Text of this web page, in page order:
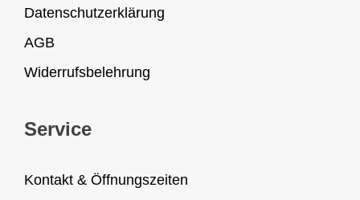
Datenschutzerklärung
AGB
Widerrufsbelehrung
Service
Kontakt & Öffnungszeiten